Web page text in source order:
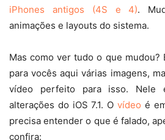
iPhones antigos (4S e 4).
animações e layouts do sistema.
Mas como ver tudo o que mudou?
para vocês aqui várias imagens,
vídeo perfeito para isso. Nele
alterações do iOS 7.1. Ovídeo é
precisa entender o que é falado,
confira: